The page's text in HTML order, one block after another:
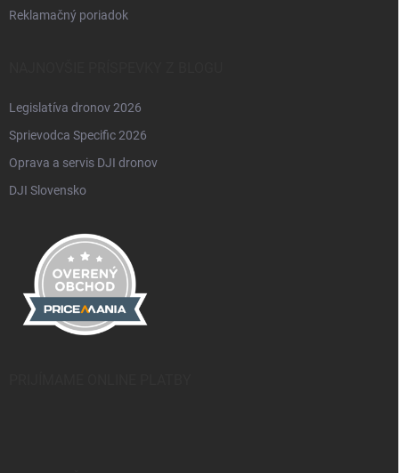
Reklamačný poriadok
Legislatíva dronov 2026
Sprievodca Specific 2026
Oprava a servis DJI dronov
DJI Slovensko